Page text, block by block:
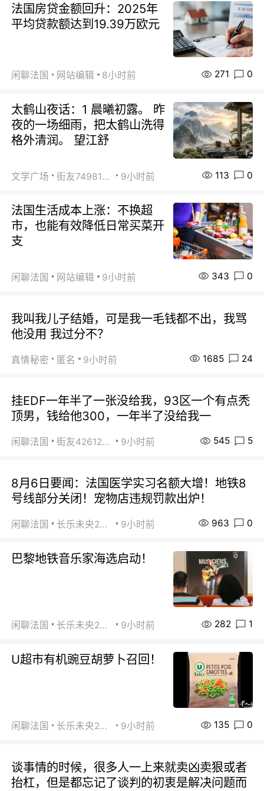
法国房贷金额回升：2025年
平均贷款额达到19.39万欧元
闲聊法国 网站编辑 8小时前 271 0
太鹤山夜话：1 晨曦初露。 昨
夜的一场细雨，把太鹤山洗得
格外清润。 望江舒
文学广场 街友74981146 9小时前 113 0
法国生活成本上涨：不换超
市，也能有效降低日常买菜开
支
闲聊法国 网站编辑 9小时前 343 0
我叫我儿子结婚，可是我一毛钱都不出，我骂
他没用 我过分不？
真情秘密 匿名 9小时前 1685 24
挂EDF一年半了一张没给我，93区一个有点秃
顶男，钱给他300，一年半了没给我一
闲聊法国 街友42612092 9小时前 545 5
8月6日要闻：法国医学实习名额大增！地铁8
号线部分关闭！宠物店违规罚款出炉！
闲聊法国 长乐未央2015 9小时前 963 0
巴黎地铁音乐家海选启动！
闲聊法国 长乐未央2015 9小时前 282 1
U超市有机豌豆胡萝卜召回！
闲聊法国 长乐未央2015 9小时前 135 0
谈事情的时候，很多人一上来就卖凶卖狠或者
抬杠，但是都忘记了谈判的初衷是解决问题而